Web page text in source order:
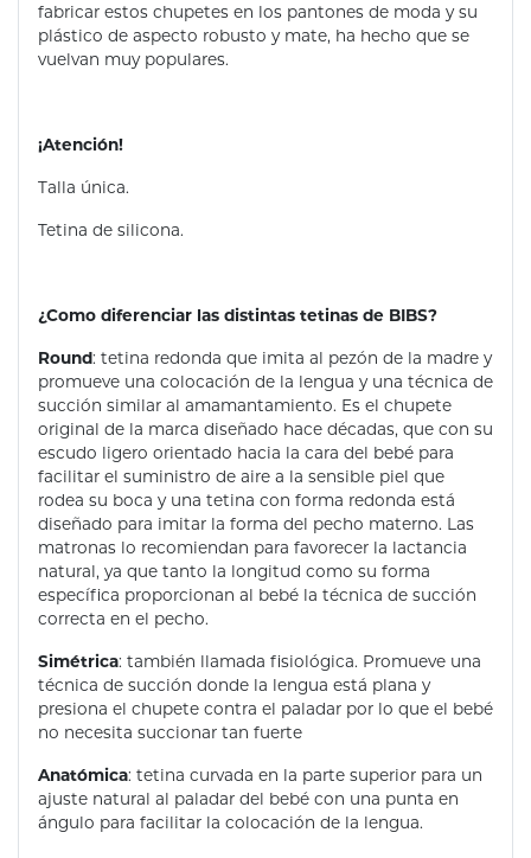
fabricar estos chupetes en los pantones de moda y su
plástico de aspecto robusto y mate, ha hecho que se
vuelvan muy populares.
¡Atención!
Talla única.
Tetina de silicona.
¿Como diferenciar las distintas tetinas de BIBS?
Round: tetina redonda que imita al pezón de la madre y
promueve una colocación de la lengua y una técnica de
succión similar al amamantamiento. Es el chupete
original de la marca diseñado hace décadas, que con su
escudo ligero orientado hacia la cara del bebé para
facilitar el suministro de aire a la sensible piel que
rodea su boca y una tetina con forma redonda está
diseñado para imitar la forma del pecho materno. Las
matronas lo recomiendan para favorecer la lactancia
natural, ya que tanto la longitud como su forma
específica proporcionan al bebé la técnica de succión
correcta en el pecho.
Simétrica: también llamada fisiológica. Promueve una
técnica de succión donde la lengua está plana y
presiona el chupete contra el paladar por lo que el bebé
no necesita succionar tan fuerte
Anatómica: tetina curvada en la parte superior para un
ajuste natural al paladar del bebé con una punta en
ángulo para facilitar la colocación de la lengua.